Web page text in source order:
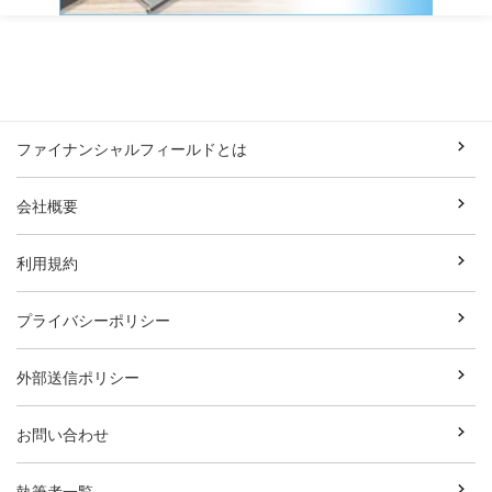
ファイナンシャルフィールドとは
会社概要
利用規約
プライバシーポリシー
外部送信ポリシー
お問い合わせ